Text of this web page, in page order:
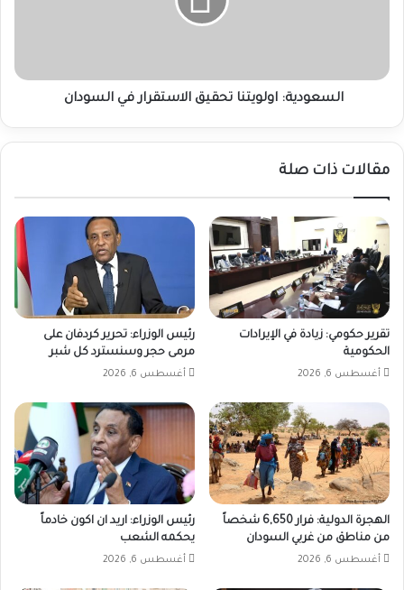
السعودية: اولويتنا تحقيق الاستقرار في السودان
مقالات ذات صلة
تقرير حكومي: زيادة في الإيرادات
الحكومية
أغسطس 6, 2026
رئيس الوزراء: تحرير كردفان على
مرمى حجر وسنسترد كل شبر
أغسطس 6, 2026
الهجرة الدولية: فرار 6,650 شخصاً
من مناطق من غربي السودان
أغسطس 6, 2026
رئيس الوزراء: اريد ان اكون خادماً
يحكمه الشعب
أغسطس 6, 2026